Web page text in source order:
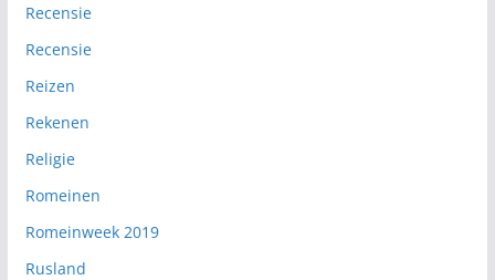
Recensie
Recensie
Reizen
Rekenen
Religie
Romeinen
Romeinweek 2019
Rusland